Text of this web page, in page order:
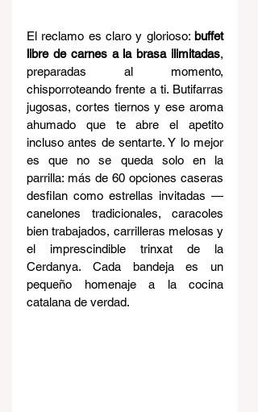
El reclamo es claro y glorioso: buffet
libre de carnes a la brasa ilimitadas,
preparadas al momento,
chisporroteando frente a ti. Butifarras
jugosas, cortes tiernos y ese aroma
ahumado que te abre el apetito
incluso antes de sentarte. Y lo mejor
es que no se queda solo en la
parrilla: más de 60 opciones caseras
desfilan como estrellas invitadas —
canelones tradicionales, caracoles
bien trabajados, carrilleras melosas y
el imprescindible trinxat de la
Cerdanya. Cada bandeja es un
pequeño homenaje a la cocina
catalana de verdad.